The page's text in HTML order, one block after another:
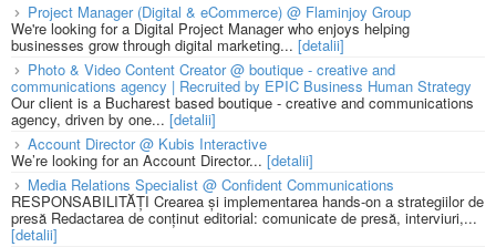
Project Manager (Digital & eCommerce) @ Flaminjoy Group
We're looking for a Digital Project Manager who enjoys helping
businesses grow through digital marketing... [detalii]
Photo & Video Content Creator @ boutique - creative and
communications agency | Recruited by EPIC Business Human Strategy
Our client is a Bucharest based boutique - creative and communications
agency, driven by one... [detalii]
Account Director @ Kubis Interactive
We’re looking for an Account Director... [detalii]
Media Relations Specialist @ Confident Communications
RESPONSABILITĂȚI Crearea și implementarea hands-on a strategiilor de
presă Redactarea de conținut editorial: comunicate de presă, interviuri,...
[detalii]